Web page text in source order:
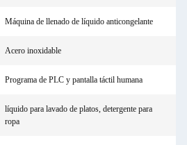
Máquina de llenado de líquido anticongelante
Acero inoxidable
Programa de PLC y pantalla táctil humana
líquido para lavado de platos, detergente para
ropa